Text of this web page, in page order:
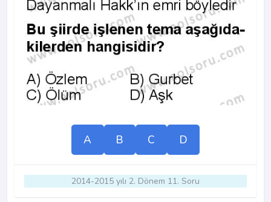
A B C D
2014-2015 yılı 2. Dönem 11. Soru